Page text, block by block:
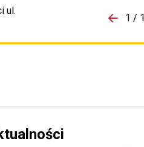
ul.
komunikatu 1 / 1